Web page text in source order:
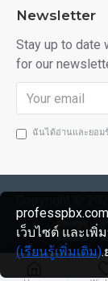
Newsletter
Stay up to date
for our
ฉันได้อ่านและยอม
Copyright ©
เว็บไซต์ และเ
(เรียนรู้เพิ่มเติม).